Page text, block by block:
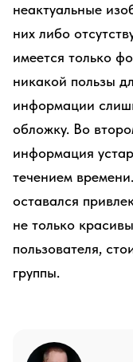
неактуальные
них либо
имеется только
никакой пользы
информации
обложку. Во
информация
течением
оставался
не только
пользователя,
группы.